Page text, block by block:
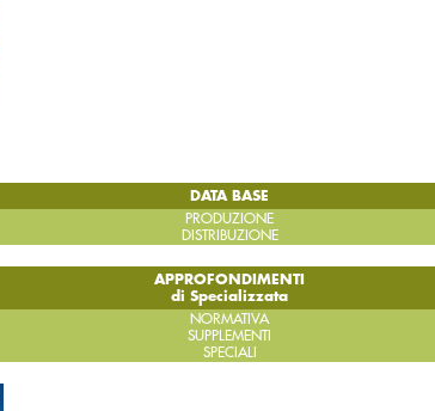
DATA BASE
PRODUZIONE
DISTRIBUZIONE
APPROFONDIMENTI
di Specializzata
NORMATIVA
SUPPLEMENTI
SPECIALI